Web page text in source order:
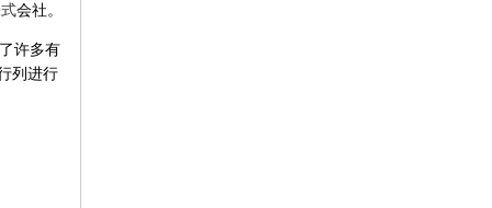
会社。
许多有
列进行